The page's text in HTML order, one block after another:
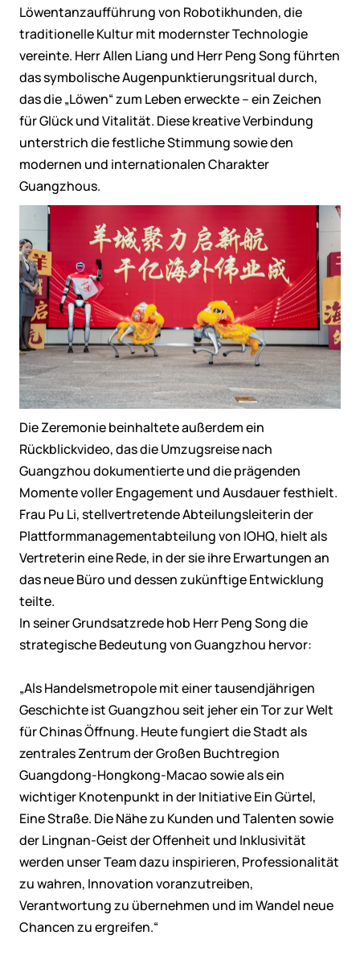
Löwentanzaufführung von Robotikhunden, die
traditionelle Kultur mit modernster Technologie
vereinte. Herr Allen Liang und Herr Peng Song führten
das symbolische Augenpunktierungsritual durch,
das die „Löwen“ zum Leben erweckte – ein Zeichen
für Glück und Vitalität. Diese kreative Verbindung
unterstrich die festliche Stimmung sowie den
modernen und internationalen Charakter
Guangzhous.
Die Zeremonie beinhaltete außerdem ein
Rückblickvideo, das die Umzugsreise nach
Guangzhou dokumentierte und die prägenden
Momente voller Engagement und Ausdauer festhielt.
Frau Pu Li, stellvertretende Abteilungsleiterin der
Plattformmanagementabteilung von IOHQ, hielt als
Vertreterin eine Rede, in der sie ihre Erwartungen an
das neue Büro und dessen zukünftige Entwicklung
teilte.
In seiner Grundsatzrede hob Herr Peng Song die
strategische Bedeutung von Guangzhou hervor:
„Als Handelsmetropole mit einer tausendjährigen
Geschichte ist Guangzhou seit jeher ein Tor zur Welt
für Chinas Öffnung. Heute fungiert die Stadt als
zentrales Zentrum der Großen Buchtregion
Guangdong-Hongkong-Macao sowie als ein
wichtiger Knotenpunkt in der Initiative Ein Gürtel,
Eine Straße. Die Nähe zu Kunden und Talenten sowie
der Lingnan-Geist der Offenheit und Inklusivität
werden unser Team dazu inspirieren, Professionalität
zu wahren, Innovation voranzutreiben,
Verantwortung zu übernehmen und im Wandel neue
Chancen zu ergreifen.“